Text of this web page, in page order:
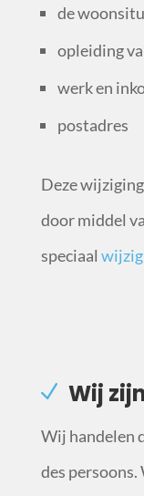
de
opleiding
werk en
postadres
Deze
door middel
speciaal
Wij
Wij handelen
des persoons.